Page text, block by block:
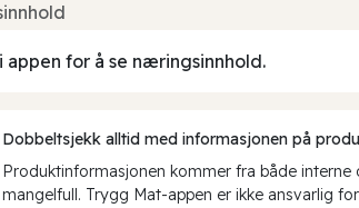
appen for å se næringsinnhold.
Dobbeltsjekk alltid med informasjonen på
Produktinformasjonen kommer fra både
mangelfull. Trygg Mat-appen er ikke ansvarlig